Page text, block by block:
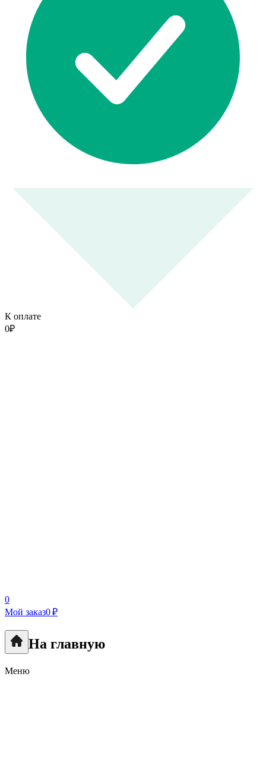
К оплате
0₽
0
Мой заказ0 ₽
На главную
Меню